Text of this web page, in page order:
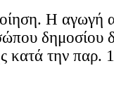
Η αγωγή
δημοσίου
κατά την παρ.